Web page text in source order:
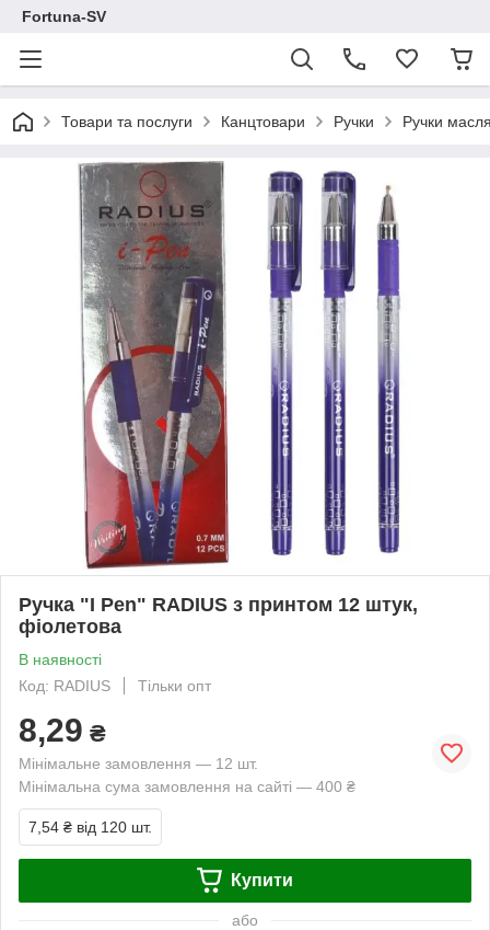
Fortuna-SV
Товари та послуги Канцтовари Ручки Ручки
Ручка "I Pen" RADIUS з принтом 12 штук,
фіолетова
В наявності
Код: RADIUS
Тільки опт
8,29 ₴
Мінімальне замовлення — 12 шт.
Мінімальна сума замовлення на сайті — 400 ₴
7,54 ₴ від 120 шт.
Купити
або